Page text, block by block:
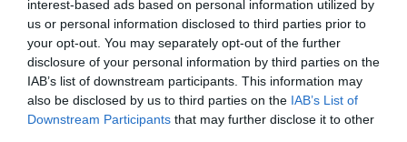
interest-based ads based on personal information utilized by
us or personal information disclosed to third parties prior to
your opt-out. You may separately opt-out of the further
disclosure of your personal information by third parties on the
IAB’s list of downstream participants. This information may
also be disclosed by us to third parties on the IAB’s List of
Downstream Participants that may further disclose it to other
VISSZA A FŐOLDALRA